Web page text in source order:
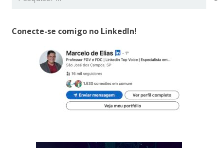
Conecte-se comigo no LinkedIn!